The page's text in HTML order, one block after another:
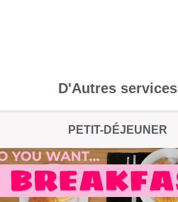
D'Autres services
PETIT-DÉJEUNER